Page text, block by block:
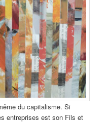
du capitalisme. Si
entreprises est son Fils et